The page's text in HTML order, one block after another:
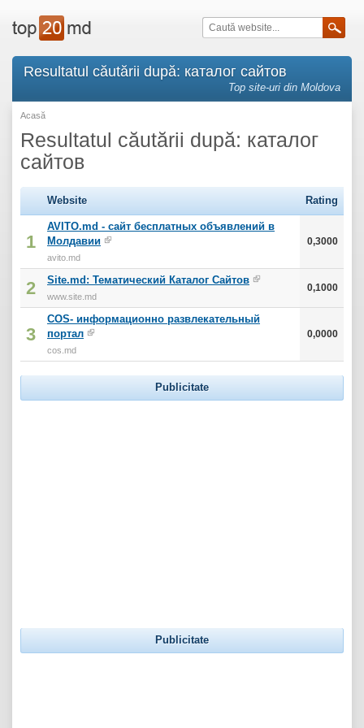
Resultatul căutării după: каталог сайтов
Top site-uri din Moldova
Acasă
Resultatul căutării după: каталог
сайтов
Website Rating
1
AVITO.md - сайт бесплатных объявлений в
Молдавии
avito.md
0,3000
2 Site.md: Тематический Каталог Сайтов
www.site.md
0,1000
3
COS- информационно развлекательный
портал
cos.md
0,0000
Publicitate
Publicitate